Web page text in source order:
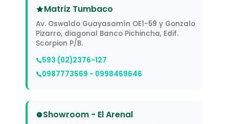
ZOCALO
Matriz Tumbaco
Av. Oswaldo Guayasamín OE1-59 y Gonzalo
Pizarro, diagonal Banco Pichincha, Edif.
Scorpion P/B.
593 (02)2376-127
0987773569 - 0998469646
Showroom - El Arenal